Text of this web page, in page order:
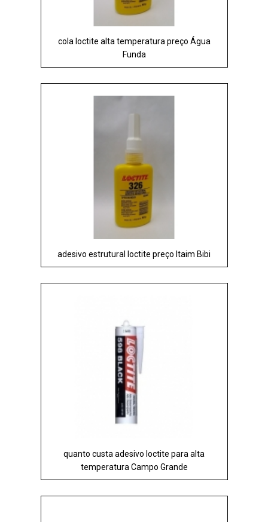
cola loctite alta temperatura preço Água
Funda
adesivo estrutural loctite preço Itaim Bibi
quanto custa adesivo loctite para alta
temperatura Campo Grande